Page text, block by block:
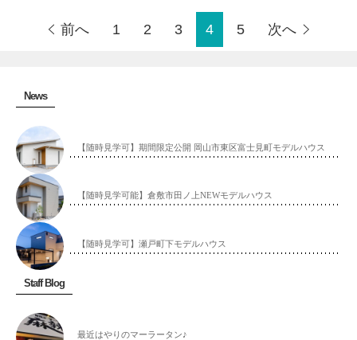
前へ 1 2 3 4 5 次へ
News
【随時見学可】期間限定公開 岡山市東区富士見町モデルハウス
【随時見学可能】倉敷市田ノ上NEWモデルハウス
【随時見学可】瀬戸町下モデルハウス
Staff Blog
最近はやりのマーラータン♪